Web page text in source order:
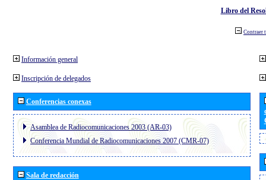
Libro del
Contraer
Información general
Inscripción de delegados
Conferencias conexas
Asamblea de Radiocomunicaciones 2003 (AR-03)
Conferencia Mundial de Radiocomunicaciones 2007 (CMR-07)
Sala de redacción